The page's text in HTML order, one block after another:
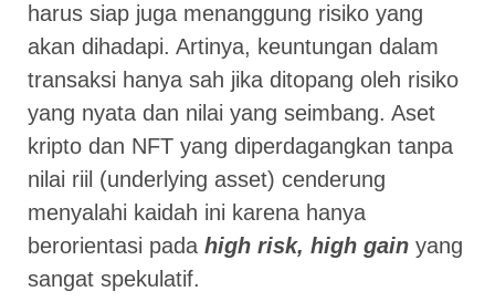
harus siap juga menanggung risiko yang
akan dihadapi. Artinya, keuntungan dalam
transaksi hanya sah jika ditopang oleh risiko
yang nyata dan nilai yang seimbang. Aset
kripto dan NFT yang diperdagangkan tanpa
nilai riil (underlying asset) cenderung
menyalahi kaidah ini karena hanya
berorientasi pada high risk, high gain yang
sangat spekulatif.